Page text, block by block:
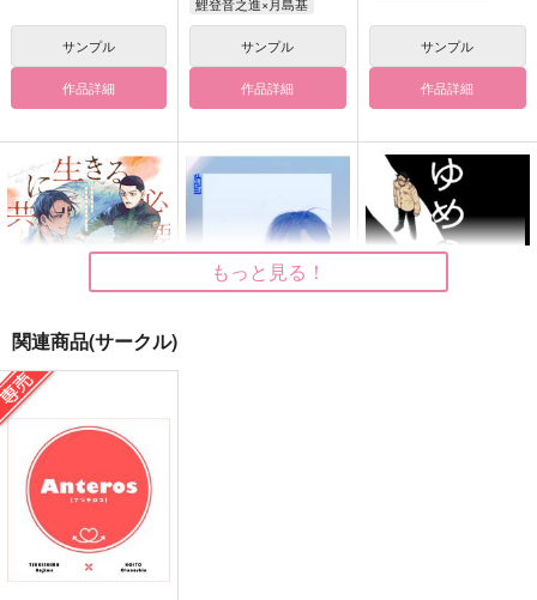
サンプル
作品詳細
サンプル
作品詳細
サンプル
作品詳細
共に生きる必要のない
今世でも
３１１０
660円（税込）
鯉登音之進×月島基
サンプル
もっと見る！
関連商品(サークル)